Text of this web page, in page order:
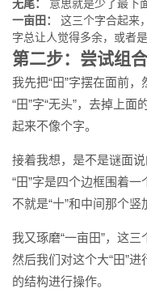
无尾：
意思就是少了最下
一亩田：
这三个字合起来
字总让人觉得多余，或者
第二步：尝试组
我先把“田”字摆在面前
“田”字“无头”，去掉上面
起来不像个字。
接着我想，是不是谜面说
“田”字是四个边框围着
不就是“十”和中间那个
我又琢磨“一亩田”，这三
然后我们对这个大“田”
的结构进行操作。